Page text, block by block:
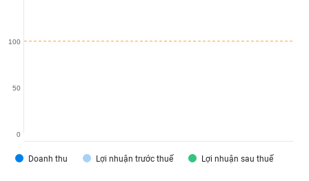
Doanh thu Lợi nhuận trước thuế Lợi nhuận sau thuế
0
50
100
chính
cụ